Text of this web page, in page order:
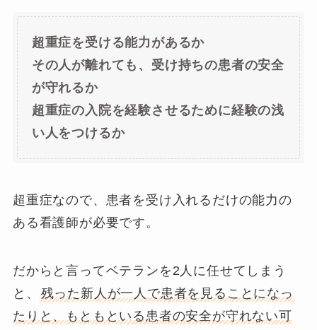
超重症を受ける能力があるか
その人が離れても、受け持ちの患者の安全
が守れるか
超重症の入院を経験させるために経験の浅
い人をつけるか
超重症なので、患者を受け入れるだけの能力の
ある看護師が必要です。
だからと言ってベテランを2人に任せてしまう
と、
残った新人が一人で患者を見ることになっ
たりと、もともといる患者の安全が守れない可